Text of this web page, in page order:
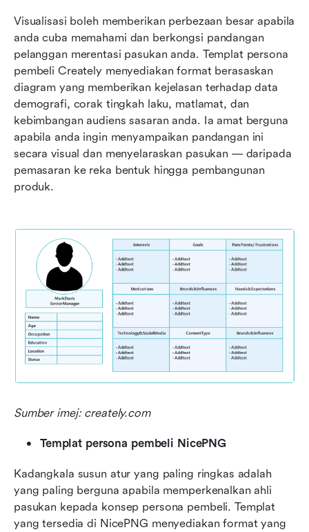
Visualisasi boleh memberikan perbezaan besar apabila
anda cuba memahami dan berkongsi pandangan
pelanggan merentasi pasukan anda. Templat persona
pembeli Creately menyediakan format berasaskan
diagram yang memberikan kejelasan terhadap data
demografi, corak tingkah laku, matlamat, dan
kebimbangan audiens sasaran anda. Ia amat berguna
apabila anda ingin menyampaikan pandangan ini
secara visual dan menyelaraskan pasukan — daripada
pemasaran ke reka bentuk hingga pembangunan
produk.
Sumber imej: creately.com
Templat persona pembeli NicePNG
Kadangkala susun atur yang paling ringkas adalah
yang paling berguna apabila memperkenalkan ahli
pasukan kepada konsep persona pembeli. Templat
yang tersedia di NicePNG menyediakan format yang